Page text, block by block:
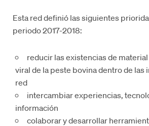
Esta red definió las siguientes
periodo 2017-2018:
reducir las existencias de
viral de la peste bovina dentro de las
red
intercambiar experiencias,
información
colaborar y desarrollar